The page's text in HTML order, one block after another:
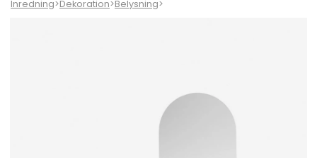
Inredning>Dekoration>Belysning>